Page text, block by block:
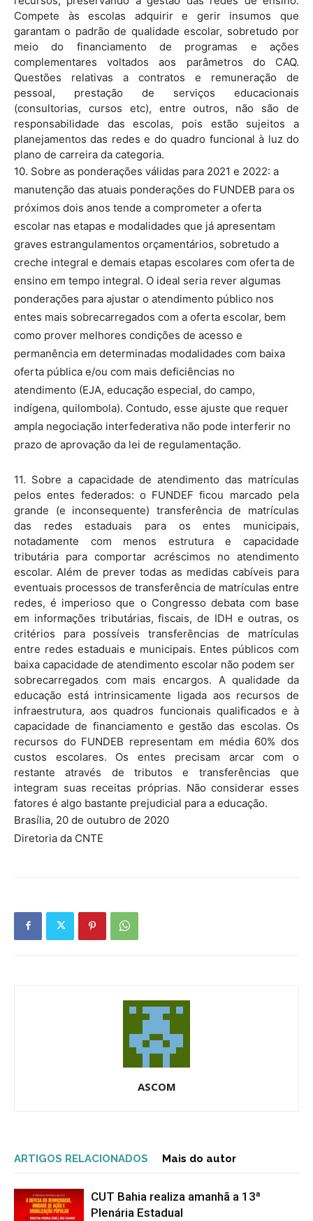
Compete às escolas adquirir e gerir insumos que
garantam o padrão de qualidade escolar, sobretudo por
meio do financiamento de programas e ações
complementares voltados aos parâmetros do CAQ.
Questões relativas a contratos e remuneração de
pessoal, prestação de serviços educacionais
(consultorias, cursos etc), entre outros, não são de
responsabilidade das escolas, pois estão sujeitos a
planejamentos das redes e do quadro funcional à luz do
plano de carreira da categoria.
10. Sobre as ponderações válidas para 2021 e 2022: a
manutenção das atuais ponderações do FUNDEB para os
próximos dois anos tende a comprometer a oferta
escolar nas etapas e modalidades que já apresentam
graves estrangulamentos orçamentários, sobretudo a
creche integral e demais etapas escolares com oferta de
ensino em tempo integral. O ideal seria rever algumas
ponderações para ajustar o atendimento público nos
entes mais sobrecarregados com a oferta escolar, bem
como prover melhores condições de acesso e
permanência em determinadas modalidades com baixa
oferta pública e/ou com mais deficiências no
atendimento (EJA, educação especial, do campo,
indígena, quilombola). Contudo, esse ajuste que requer
ampla negociação interfederativa não pode interferir no
prazo de aprovação da lei de regulamentação.
11. Sobre a capacidade de atendimento das matrículas
pelos entes federados: o FUNDEF ficou marcado pela
grande (e inconsequente) transferência de matrículas
das redes estaduais para os entes municipais,
notadamente com menos estrutura e capacidade
tributária para comportar acréscimos no atendimento
escolar. Além de prever todas as medidas cabíveis para
eventuais processos de transferência de matrículas entre
redes, é imperioso que o Congresso debata com base
em informações tributárias, fiscais, de IDH e outras, os
critérios para possíveis transferências de matrículas
entre redes estaduais e municipais. Entes públicos com
baixa capacidade de atendimento escolar não podem ser
sobrecarregados com mais encargos. A qualidade da
educação está intrinsicamente ligada aos recursos de
infraestrutura, aos quadros funcionais qualificados e à
capacidade de financiamento e gestão das escolas. Os
recursos do FUNDEB representam em média 60% dos
custos escolares. Os entes precisam arcar com o
restante através de tributos e transferências que
integram suas receitas próprias. Não considerar esses
fatores é algo bastante prejudicial para a educação.
Brasília, 20 de outubro de 2020
Diretoria da CNTE
ASCOM
ARTIGOS RELACIONADOS Mais do autor
CUT Bahia realiza amanhã a 13ª
Plenária Estadual